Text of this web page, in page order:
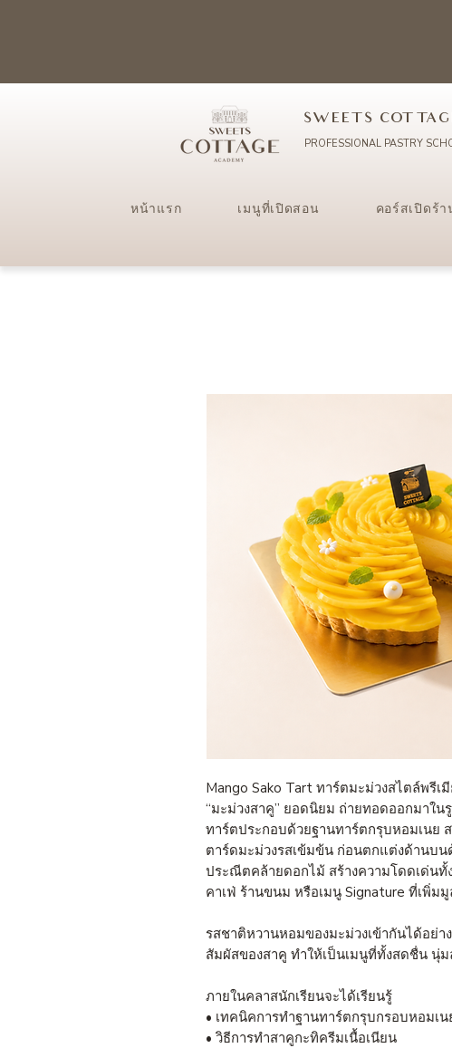
SWEETS
PROFESSIONAL PASTRY
หน้าแรก เมนูที่เปิดสอน คอร์สเปิดร้า
Mango Sako Tart ทาร์ตมะม่วงสไตล์พรีเ
“มะม่วงสาคู” ยอดนิยม ถ่ายทอดออกมาใน
ทาร์ตประกอบด้วยฐานทาร์ตกรุบหอมเนย
ตาร์ดมะม่วงรสเข้มข้น ก่อนตกแต่งด้านบน
ประณีตคล้ายดอกไม้ สร้างความโดดเด่น
คาเฟ่ ร้านขนม หรือเมนู Signature ที่เพิ่มมู
รสชาติหวานหอมของมะม่วงเข้ากันได้อย่
สัมผัสของสาคู ทำให้เป็นเมนูที่ทั้งสดชื่น นุ่
ภายในคลาสนักเรียนจะได้เรียนรู้
• เทคนิคการทำฐานทาร์ตกรุบกรอบหอมเน
• วิธีการทำสาคูกะทิครีมเนื้อเนียน